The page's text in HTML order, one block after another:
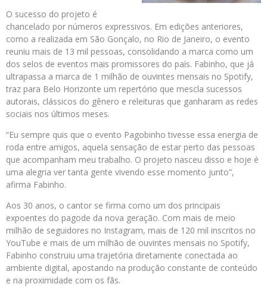
O sucesso do projeto é
chancelado por números expressivos. Em edições anteriores,
como a realizada em São Gonçalo, no Rio de Janeiro, o evento
reuniu mais de 13 mil pessoas, consolidando a marca como um
dos selos de eventos mais promissores do país. Fabinho, que já
ultrapassa a marca de 1 milhão de ouvintes mensais no Spotify,
traz para Belo Horizonte um repertório que mescla sucessos
autorais, clássicos do gênero e releituras que ganharam as redes
sociais nos últimos meses.
“Eu sempre quis que o evento Pagobinho tivesse essa energia de
roda entre amigos, aquela sensação de estar perto das pessoas
que acompanham meu trabalho. O projeto nasceu disso e hoje é
uma alegria ver tanta gente vivendo esse momento junto”,
afirma Fabinho.
Aos 30 anos, o cantor se firma como um dos principais
expoentes do pagode da nova geração. Com mais de meio
milhão de seguidores no Instagram, mais de 120 mil inscritos no
YouTube e mais de um milhão de ouvintes mensais no Spotify,
Fabinho construiu uma trajetória diretamente conectada ao
ambiente digital, apostando na produção constante de conteúdo
e na proximidade com os fãs.